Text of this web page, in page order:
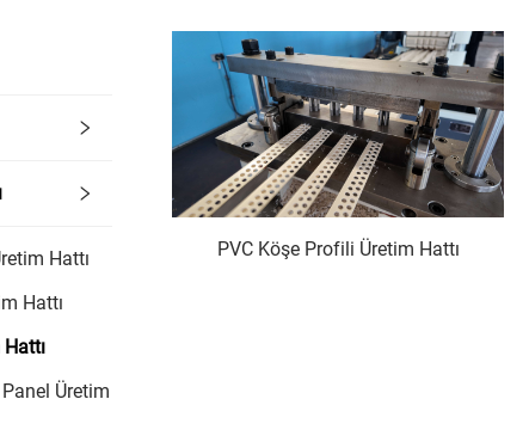
Hattı
Hattı
Üretim
PVC Köşe Profili Üretim Hattı